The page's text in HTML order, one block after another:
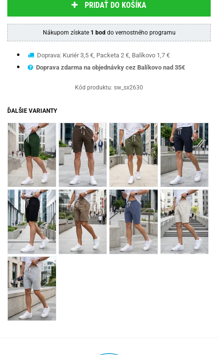
PRIDAŤ DO KOŠÍKA
Nákupom získate 1 bod do vernostného programu
Doprava: Kuriér 3,5 €, Packeta 2 €, Balíkovo 1,7 €
Doprava zdarma na objednávky cez Balíkovo nad 35€
Kód produktu: sw_sx2630
ĎALŠIE VARIANTY